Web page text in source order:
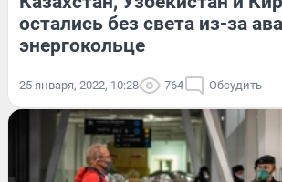
остались без света из-за
энергокольце
25 января, 2022, 10:28 764 Обсудить